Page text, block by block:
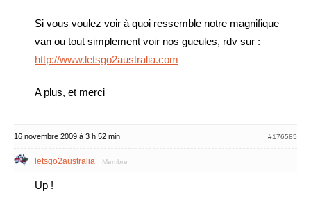
Si vous voulez voir à quoi ressemble notre magnifique
van ou tout simplement voir nos gueules, rdv sur :
http://www.letsgo2australia.com
A plus, et merci
16 novembre 2009 à 3 h 52 min #176585
letsgo2australia Membre
Up !